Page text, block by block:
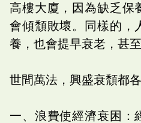
高樓大廈，因為缺乏保
會傾頹敗壞。同樣的，
養，也會提早衰老，甚至
世間萬法，興盛衰頹都
一、浪費使經濟衰困：